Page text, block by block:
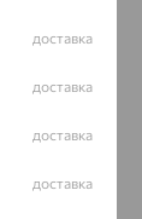
доставка
доставка
доставка
доставка